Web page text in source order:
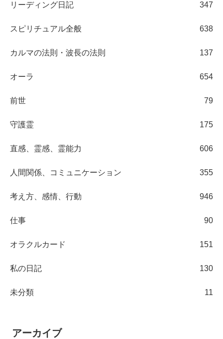
リーディング日記 347
スピリチュアル全般 638
カルマの法則・波長の法則 137
オーラ 654
前世 79
守護霊 175
直感、霊感、霊能力 606
人間関係、コミュニケーション 355
考え方、感情、行動 946
仕事 90
オラクルカード 151
私の日記 130
未分類 11
アーカイブ